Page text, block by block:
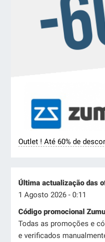
Outlet ! Até 60% de
Última actualização das
1 Agosto 2026 - 0:11
Código promocional
Todas as promoções e
e verificados